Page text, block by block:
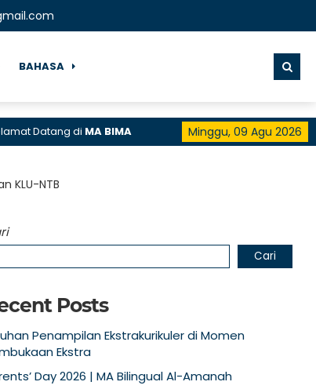
BAHASA
Minggu, 09 Agu 2026
diMA BIMA
KLU-NTB
Cari
Posts
Penampilan Ekstrakurikuler di Momen
Ekstra
Day 2026 | MA Bilingual Al-Amanah